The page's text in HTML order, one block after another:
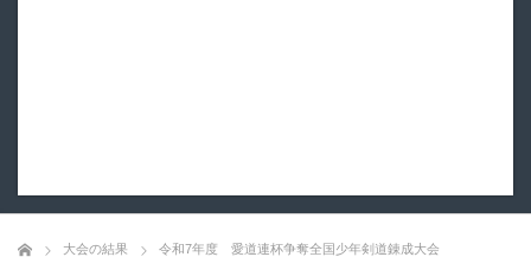
大会の結果 令和7年度 愛道連杯争奪全国少年剣道錬成大会